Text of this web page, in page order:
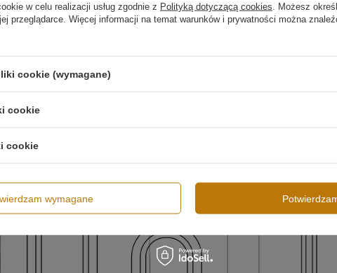
geometryczną formą elips.
charakter wnętrza.
żywotności.
korytarzu oraz przy lustrze.
starannością.
w celu realizacji usług zgodnie z Polityką dotyczącą cookies . Możesz
przeglądarce. Więcej informacji na temat warunków i prywatności można
cookie (wymagane)
cookie
cookie
wymagane